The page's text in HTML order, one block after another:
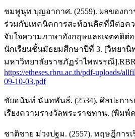
ชมพูนุท บุญอากาศ. (2559). ผลของกา
ร่วมกับเทคนิคการสะท้อนคิดที่มีต่อค
จับใจความภาษาอังกฤษและเจตคติต่
นักเรียนชั้นมัธยมศึกษาปีที่ 3. [วิทย
มหาวิทยาลัยราชภัฏรำไพพรรณี
https://etheses.rbru.ac.th/pdf-uploads/
09-10-03.pdf
ชัยอนันท์ นันทพันธ์. (2534). ศิลปะการ
เรียงความรางวัลพระราชทาน. (พิมพ์
ชาติชาย ม่วงปฐม. (2557). ทฤษฎีการ